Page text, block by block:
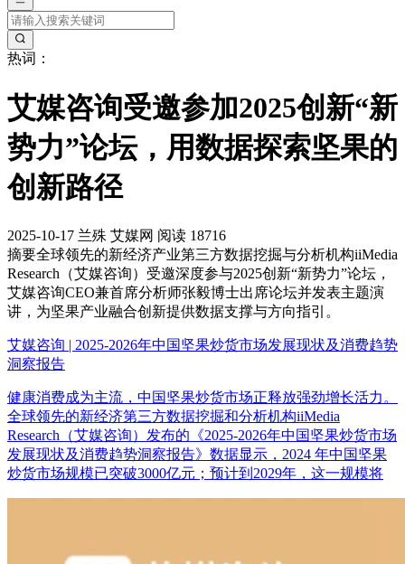
热词：
艾媒咨询受邀参加2025创新“新
势力”论坛，用数据探索坚果的
创新路径
2025-10-17 兰殊 艾媒网 阅读 18716
摘要全球领先的新经济产业第三方数据挖掘与分析机构iiMedia
Research（艾媒咨询）受邀深度参与2025创新“新势力”论坛，
艾媒咨询CEO兼首席分析师张毅博士出席论坛并发表主题演
讲，为坚果产业融合创新提供数据支撑与方向指引。
艾媒咨询 | 2025-2026年中国坚果炒货市场发展现状及消费趋势
洞察报告
健康消费成为主流，中国坚果炒货市场正释放强劲增长活力。
全球领先的新经济第三方数据挖掘和分析机构iiMedia
Research（艾媒咨询）发布的《2025-2026年中国坚果炒货市场
发展现状及消费趋势洞察报告》数据显示，2024 年中国坚果
炒货市场规模已突破3000亿元；预计到2029年，这一规模将